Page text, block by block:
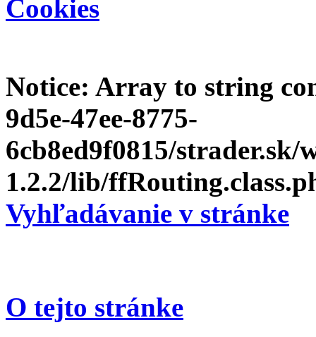
Cookies
Notice: Array to string
9d5e-47ee-8775-
6cb8ed9f0815/
1.2.2/lib/
Vyhľadávanie v stránke
O tejto stránke